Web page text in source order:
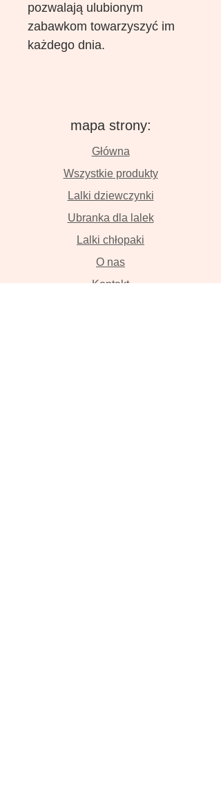
pozwalają ulubionym
zabawkom towarzyszyć im
każdego dnia.
mapa strony:
Główna
Wszystkie produkty
Lalki dziewczynki
Ubranka dla lalek
Lalki chłopaki
O nas
Kontakt